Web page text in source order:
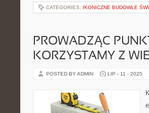
CATEGORIES: IKONICZNE BUDOWLE
PROWADZĄC
KORZYSTAMY Z
POSTED BY ADMIN LIP - 11 - 2025